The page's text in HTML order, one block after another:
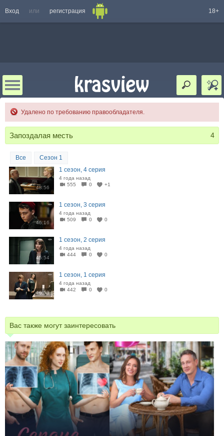
Вход или регистрация 18+
Удалено по требованию правообладателя.
Запоздалая месть 4
Все Сезон 1
48:56
1 сезон, 4 серия
4 года назад
555
0 +1
46:16
1 сезон, 3 серия
4 года назад
509
0 0
45:54
1 сезон, 2 серия
4 года назад
444
0 0
46:53
1 сезон, 1 серия
4 года назад
442
0 0
Вас также могут заинтересовать